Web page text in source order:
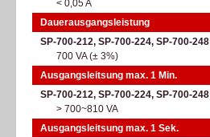
< 0,05 A
Dauerausgangsleistung
SP-700-212, SP-700-224, SP-700-248
700 VA (± 3%)
Ausgangsleitsung max. 1 Min.
SP-700-212, SP-700-224, SP-700-248
> 700~810 VA
Ausgangsleitsung max. 1 Sek.